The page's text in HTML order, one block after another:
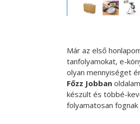
Már az első
tanfolyamokat, e-
olyan mennyiséget
Főzz Jobban
készült és többé-
folyamatosan